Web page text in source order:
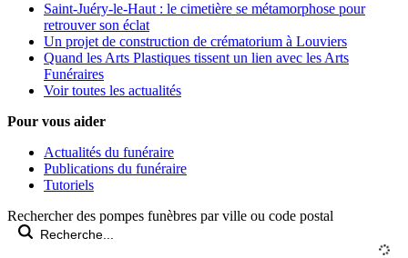
Saint-Juéry-le-Haut : le cimetière se métamorphose pour
retrouver son éclat
Un projet de construction de crématorium à Louviers
Quand les Arts Plastiques tissent un lien avec les Arts
Funéraires
Voir toutes les actualités
Pour vous aider
Actualités du funéraire
Publications du funéraire
Tutoriels
Rechercher des pompes funèbres par ville ou code postal